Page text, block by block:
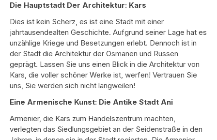
Die Hauptstadt Der Architektur: Kars
Dies ist kein Scherz, es ist eine Stadt mit einer
jahrtausendealten Geschichte. Aufgrund seiner Lage hat es
unzählige Kriege und Besetzungen erlebt. Dennoch ist in
der Stadt die Architektur der Osmanen und Russen
geprägt. Lassen Sie uns einen Blick in die Architektur von
Kars, die voller schöner Werke ist, werfen! Vertrauen Sie
uns, Sie werden sich nicht langweilen!
Eine Armenische Kunst: Die Antike Stadt Ani
Armenier, die Kars zum Handelszentrum machten,
verlegten das Siedlungsgebiet an der Seidenstraße in den